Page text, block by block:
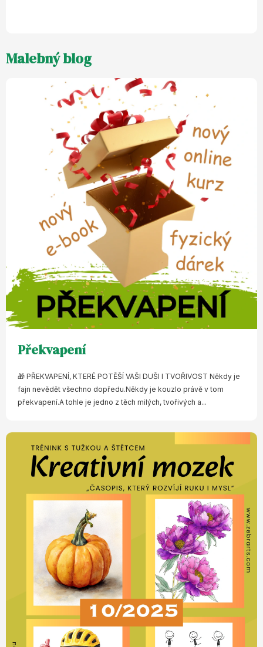
Malebný blog
Překvapení
🎁 PŘEKVAPENÍ, KTERÉ POTĚŠÍ VAŠI DUŠI I TVOŘIVOST Někdy je
fajn nevědět všechno dopředu.Někdy je kouzlo právě v tom
překvapení.A tohle je jedno z těch milých, tvořivých a...